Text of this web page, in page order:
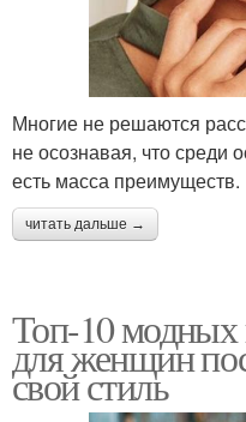
Многие не решаются
не осознавая, что среди
есть масса преимуществ.
читать дальше →
Топ-10 модных
для женщин
свой стиль